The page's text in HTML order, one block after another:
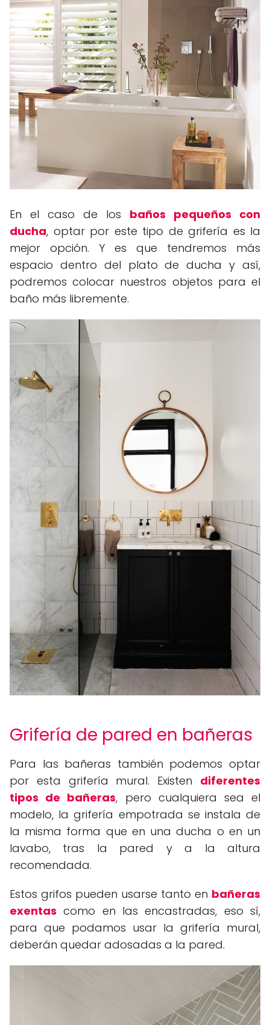
En el caso de los baños pequeños con
ducha, optar por este tipo de grifería es la
mejor opción. Y es que tendremos más
espacio dentro del plato de ducha y así,
podremos colocar nuestros objetos para el
baño más libremente.
Grifería de pared en bañeras
Para las bañeras también podemos optar
por esta grifería mural. Existen diferentes
tipos de bañeras, pero cualquiera sea el
modelo, la grifería empotrada se instala de
la misma forma que en una ducha o en un
lavabo, tras la pared y a la altura
recomendada.
Estos grifos pueden usarse tanto en bañeras
exentas como en las encastradas, eso sí,
para que podamos usar la grifería mural,
deberán quedar adosadas a la pared.